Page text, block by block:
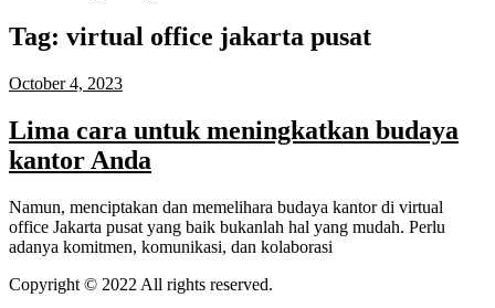
Tag: virtual office jakarta pusat
October 4, 2023
Lima cara untuk meningkatkan budaya
kantor Anda
Namun, menciptakan dan memelihara budaya kantor di virtual
office Jakarta pusat yang baik bukanlah hal yang mudah. Perlu
adanya komitmen, komunikasi, dan kolaborasi
Copyright © 2022 All rights reserved.